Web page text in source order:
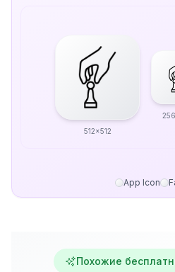
512x512
App Icon
Похожие